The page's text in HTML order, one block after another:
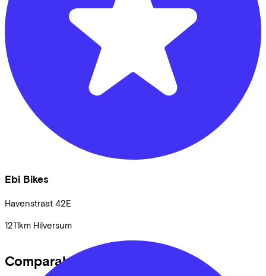
Ebi Bikes
Havenstraat 42E
1211km Hilversum
Comparable bikes